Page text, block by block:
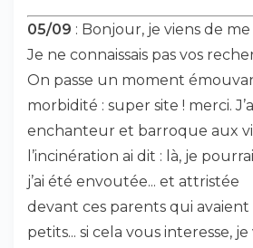
05/09 : Bonjour, je viens de
Je ne connaissais pas vos
On passe un moment
morbidité : super site ! merci.
enchanteur et barroque aux
l’incinération ai dit : là, je
j’ai été envoutée... et attristée
devant ces parents qui
petits... si cela vous interesse,